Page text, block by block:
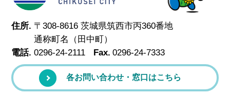
住所. 〒308-8616 茨城県筑西市丙360番地
通称町名（田中町）
電話. 0296-24-2111 Fax. 0296-24-7333
各お問い合わせ・窓口はこちら